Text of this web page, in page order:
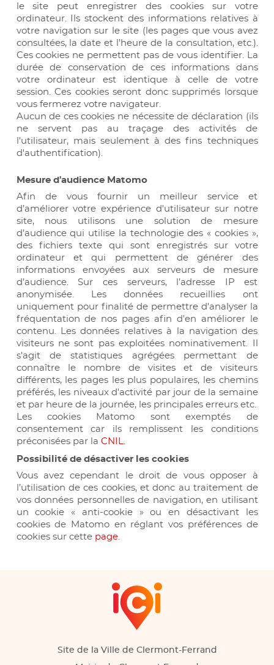
le site peut enregistrer des cookies sur votre
ordinateur. Ils stockent des informations relatives à
votre navigation sur le site (les pages que vous avez
consultées, la date et l'heure de la consultation, etc.).
Ces cookies ne permettent pas de vous identifier. La
durée de conservation de ces informations dans
votre ordinateur est identique à celle de votre
session. Ces cookies seront donc supprimés lorsque
vous fermerez votre navigateur.
Aucun de ces cookies ne nécessite de déclaration (ils
ne servent pas au traçage des activités de
l'utilisateur, mais seulement à des fins techniques
d'authentification).
Mesure d'audience Matomo
Afin de vous fournir un meilleur service et
d’améliorer votre expérience d'utilisateur sur notre
site, nous utilisons une solution de mesure
d’audience qui utilise la technologie des « cookies »,
des fichiers texte qui sont enregistrés sur votre
ordinateur et qui permettent de générer des
informations envoyées aux serveurs de mesure
d’audience. Sur ces serveurs, l’adresse IP est
anonymisée. Les données recueillies ont
uniquement pour finalité de permettre d'analyser la
fréquentation de nos pages afin d'en améliorer le
contenu. Les données relatives à la navigation des
visiteurs ne sont pas exploitées nominativement. Il
s'agit de statistiques agrégées permettant de
connaître le nombre de visites et de visiteurs
différents, les pages les plus populaires, les chemins
préférés, les niveaux d'activité par jour de la semaine
et par heure de la journée, les principales erreurs etc.
Les cookies Matomo sont exemptés de
consentement car ils remplissent les conditions
préconisées par la CNIL.
Possibilité de désactiver les cookies
Vous avez cependant le droit de vous opposer à
l’utilisation de ces cookies, et donc au traitement de
vos données personnelles de navigation, en utilisant
un cookie « anti-cookie » ou en désactivant les
cookies de Matomo en réglant vos préférences de
cookies sur cette page.
Site de la Ville de Clermont-Ferrand